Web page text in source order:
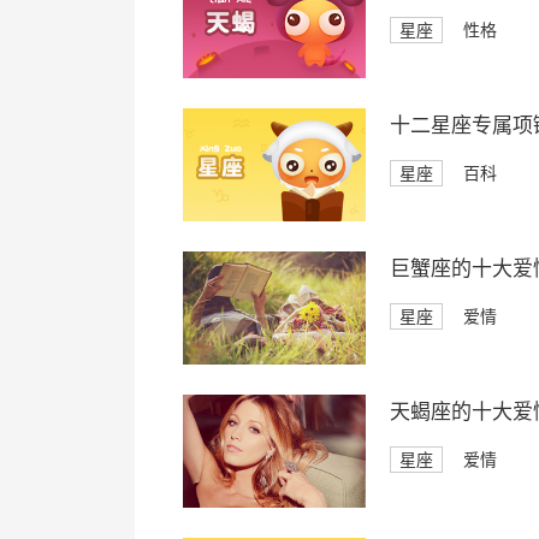
星座 性格
十二星座专属项
星座 百科
巨蟹座的十大
星座 爱情
天蝎座的十大爱
星座 爱情